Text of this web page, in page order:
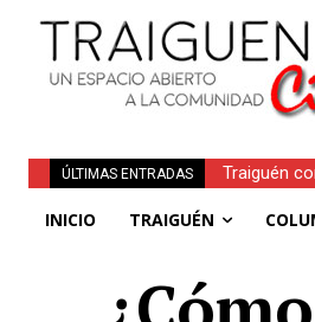
ÚLTIMAS ENTRADAS
Traiguén
INICIO TRAIGUÉN